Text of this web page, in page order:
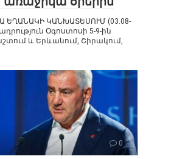
ԵՂԱՆԱԿԻ ԿԱՆԽԱՏԵՍՈՒՄ (03.08-
Օգոստոսի 5-9-ին
և Երևանում, Շիրակում,
0